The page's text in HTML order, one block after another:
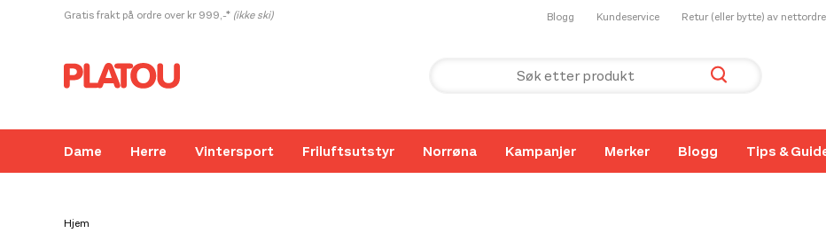
Gratis frakt på ordre over kr 999,-* (ikke ski) Blogg Kundeservice Retur (eller bytte) av nettordre
Dame Herre Vintersport Friluftsutstyr Norrøna Kampanjer Merker Blogg Tips &
Hjem